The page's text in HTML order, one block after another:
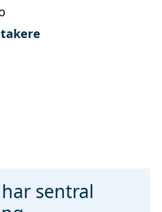
sentral